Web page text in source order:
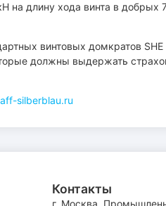
на длину хода винта в
винтовых домкратов
должны выдержать
silberblau.ru
Контакты
г. Москва,